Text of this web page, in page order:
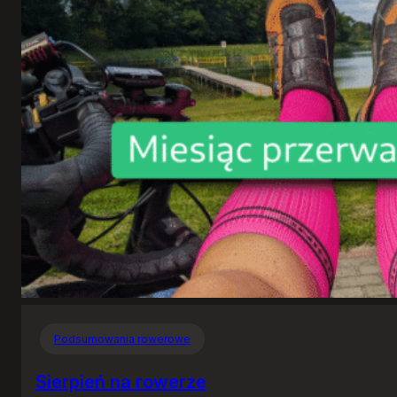
Podsumowania rowerowe
Sierpień na rowerze